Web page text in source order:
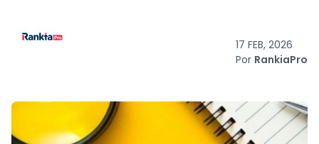
17 FEB, 2026
Por RankiaPro